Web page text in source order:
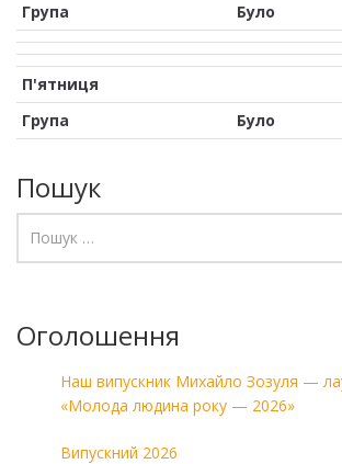
Група
Було
П'ятниця
Група
Було
Пошук
Оголошення
Наш випускник Михайло Зозуля —
«Молода людина року — 2026»
Випускний 2026